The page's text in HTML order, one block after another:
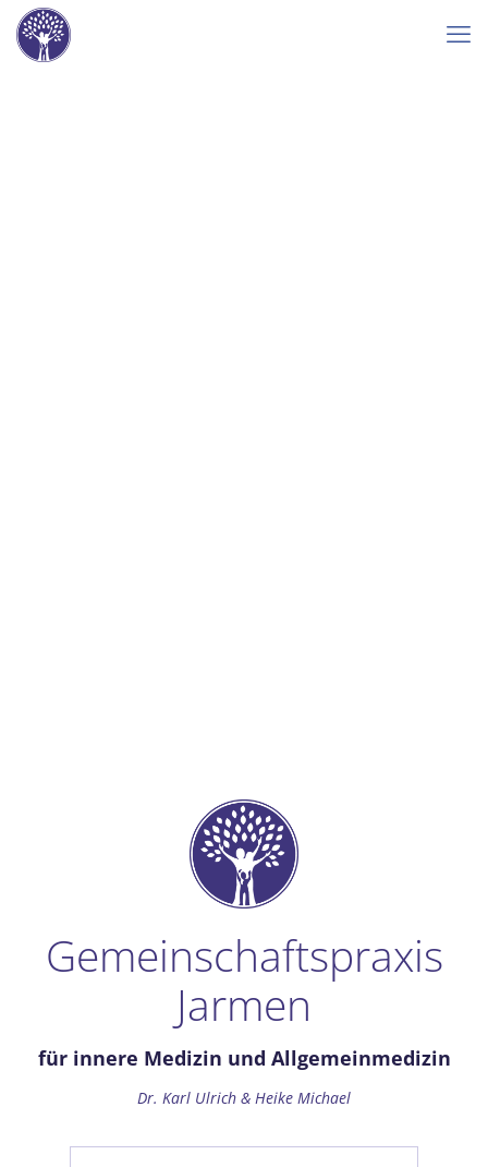
Gemeinschaftspraxis
Jarmen
für innere Medizin und Allgemeinmedizin
Dr. Karl Ulrich & Heike Michael